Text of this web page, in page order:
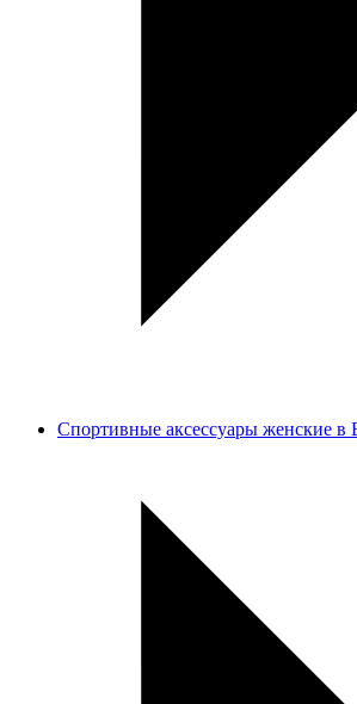
Спортивные аксессуары женские в